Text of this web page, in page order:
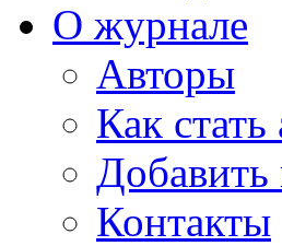
О журнале
Авторы
Как
Добавить
Контакты